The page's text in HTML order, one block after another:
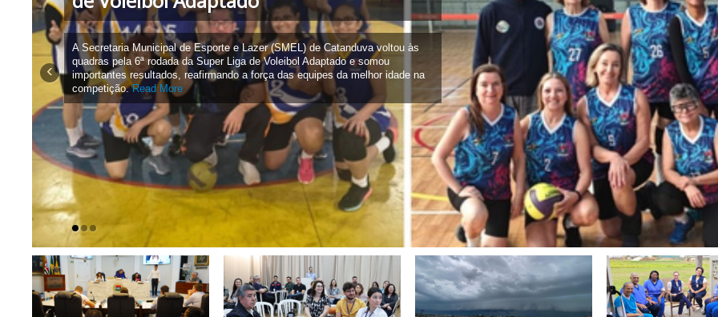
A Secretaria Municipal de Esporte e Lazer (SMEL) de Catanduva voltou às
quadras pela 6ª rodada da Super Liga de Voleibol Adaptado e somou
importantes resultados, reafirmando a força das equipes da melhor idade na
competição.Read More
Read More
Read
More
‹